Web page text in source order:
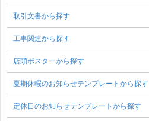
取引文書から探す
工事関連から探す
店頭ポスターから探す
夏期休暇のお知らせテンプレートから探す
定休日のお知らせテンプレートから探す